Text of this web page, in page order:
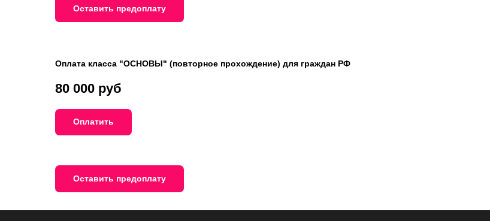
Оставить предоплату
Оплата класса "ОСНОВЫ" (повторное прохождение) для граждан РФ
80 000 руб
Оплатить
Оставить предоплату